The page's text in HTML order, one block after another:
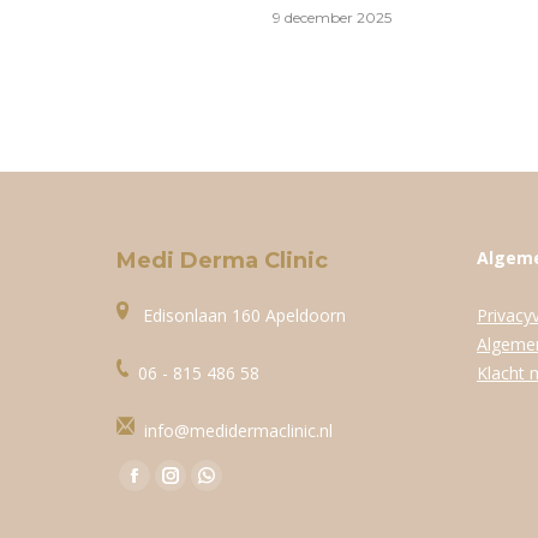
9 december 2025
Medi Derma Clinic
Edisonlaan 160 Apeldoorn
06 - 815 486 58
info@medidermaclinic.nl
Vind ons op:
Facebook
InstagramWhatsApp
Klacht